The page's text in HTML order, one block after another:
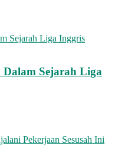
Sejarah Liga